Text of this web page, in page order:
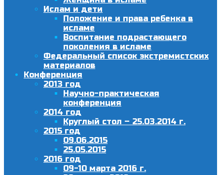
Ислам и дети
Положение и права ребенка в
исламе
Воспитание подрастающего
поколения в исламе
Федеральный список экстремистских
материалов
Конференция
2013 год
Научно-практическая
конференция
2014 год
Круглый стол – 25.03.2014 г.
2015 год
09.06.2015
25.05.2015
2016 год
09-10 марта 2016 г.